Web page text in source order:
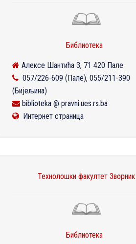
Библиотека
Алексе Шантића 3, 71 420 Пале
057/226-609 (Пале), 055/211-390
(Бијељина)
biblioteka @ pravni.ues.rs.ba
Интернет страница
Технолошки факултет Зворник
Библиотека